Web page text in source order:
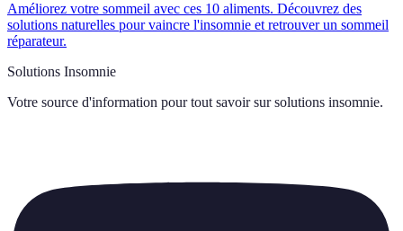
Améliorez votre sommeil avec ces 10 aliments. Découvrez des
solutions naturelles pour vaincre l'insomnie et retrouver un sommeil
réparateur.
Solutions Insomnie
Votre source d'information pour tout savoir sur solutions insomnie.